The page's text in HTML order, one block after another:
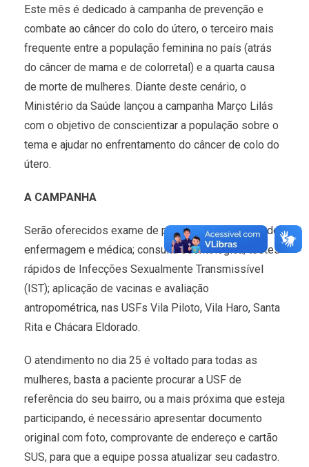
Este mês é dedicado à campanha de prevenção e
combate ao câncer do colo do útero, o terceiro mais
frequente entre a população feminina no país (atrás
do câncer de mama e de colorretal) e a quarta causa
de morte de mulheres. Diante deste cenário, o
Ministério da Saúde lançou a campanha Março Lilás
com o objetivo de conscientizar a população sobre o
tema e ajudar no enfrentamento do câncer de colo do
útero.
A CAMPANHA
Serão oferecidos exame de preventivo; consultas de
enfermagem e médica; consulta odontológica; testes
rápidos de Infecções Sexualmente Transmissível
(IST); aplicação de vacinas e avaliação
antropométrica, nas USFs Vila Piloto, Vila Haro, Santa
Rita e Chácara Eldorado.
O atendimento no dia 25 é voltado para todas as
mulheres, basta a paciente procurar a USF de
referência do seu bairro, ou a mais próxima que esteja
participando, é necessário apresentar documento
original com foto, comprovante de endereço e cartão
SUS, para que a equipe possa atualizar seu cadastro.